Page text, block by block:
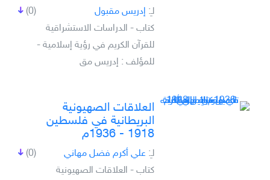
(0) لـِ: إدريس مقبول
كتاب - الدراسات الاستشراقية
للقرآن الكريم في رؤية إسلامية -
للمؤلف : إدريس مق
العلاقات الصهيونية
البريطانية في فلسطين
1918 - 1936م
(0) لـِ: علي أكرم فضل مهاني
كتاب - العلاقات الصهيونية